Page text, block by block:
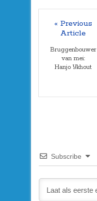
« Previous
Article
Bruggenbouwer
van mei:
Hanjo IJkhout
Subscribe